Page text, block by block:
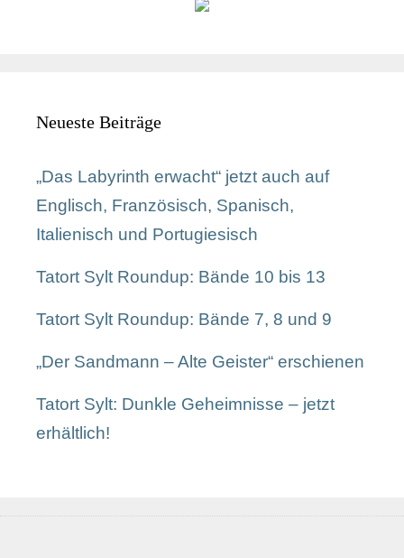
Neueste Beiträge
„Das Labyrinth erwacht“ jetzt auch auf
Englisch, Französisch, Spanisch,
Italienisch und Portugiesisch
Tatort Sylt Roundup: Bände 10 bis 13
Tatort Sylt Roundup: Bände 7, 8 und 9
„Der Sandmann – Alte Geister“ erschienen
Tatort Sylt: Dunkle Geheimnisse – jetzt
erhältlich!